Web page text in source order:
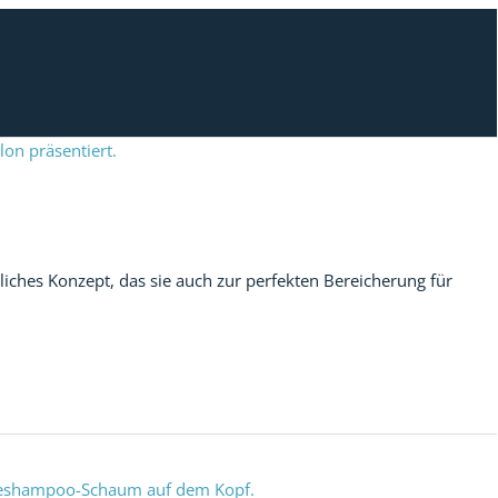
Konzept, das sie auch zur perfekten Bereicherung für